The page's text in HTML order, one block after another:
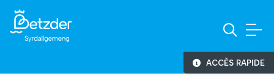
ACCÈS RAPIDE